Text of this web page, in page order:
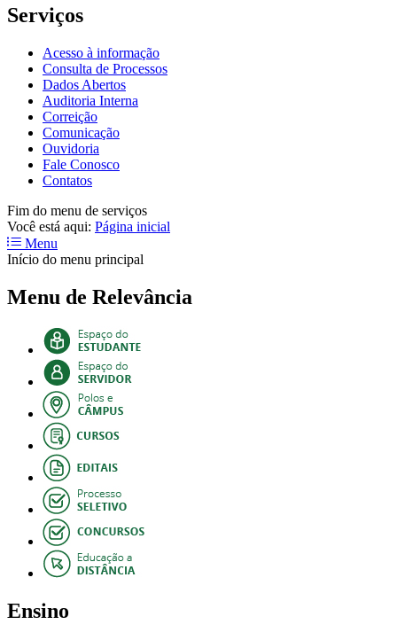
Serviços
Acesso à informação
Consulta de Processos
Dados Abertos
Auditoria Interna
Correição
Comunicação
Ouvidoria
Fale Conosco
Contatos
Fim do menu de serviços
Você está aqui: Página inicial
Menu
Início do menu principal
Menu de Relevância
Ensino